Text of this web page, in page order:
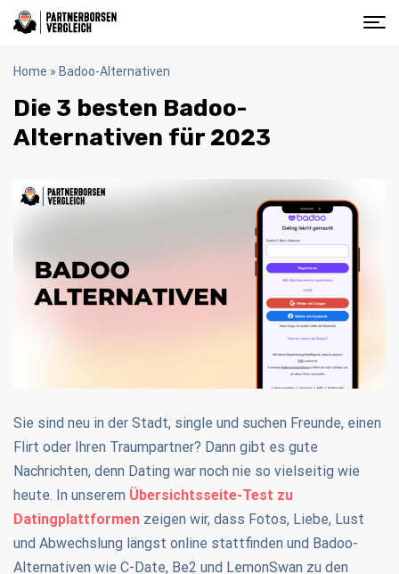
Home » Badoo-Alternativen
Die 3 besten Badoo-
Alternativen für 2023
Sie sind neu in der Stadt, single und suchen Freunde, einen
Flirt oder Ihren Traumpartner? Dann gibt es gute
Nachrichten, denn Dating war noch nie so vielseitig wie
heute. In unserem Übersichtsseite-Test zu
Datingplattformen zeigen wir, dass Fotos, Liebe, Lust
und Abwechslung längst online stattfinden und Badoo-
Alternativen wie C-Date, Be2 und LemonSwan zu den